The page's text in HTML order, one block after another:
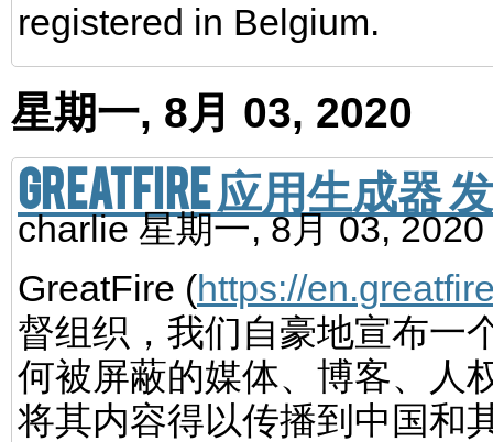
registered in Belgium.
星期一, 8月 03, 2020
GreatFire 应用生成器
charlie星期一, 8月 03, 2020
GreatFire (https://
督组织，我们自豪地宣布一
何被屏蔽的媒体、博客、人
将其内容得以传播到中国和